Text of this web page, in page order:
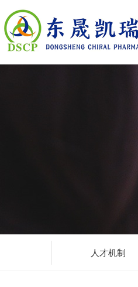
人才机制